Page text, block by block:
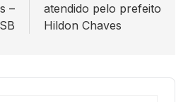
–
atendido pelo prefeito
Hildon Chaves